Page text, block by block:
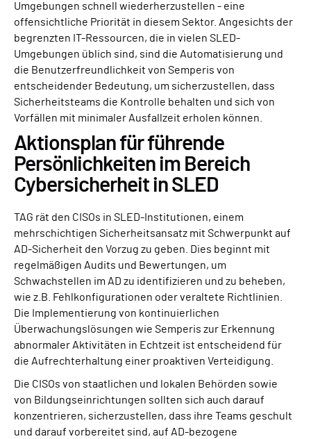
Umgebungen schnell wiederherzustellen - eine
offensichtliche Priorität in diesem Sektor. Angesichts der
begrenzten IT-Ressourcen, die in vielen SLED-
Umgebungen üblich sind, sind die Automatisierung und
die Benutzerfreundlichkeit von Semperis von
entscheidender Bedeutung, um sicherzustellen, dass
Sicherheitsteams die Kontrolle behalten und sich von
Vorfällen mit minimaler Ausfallzeit erholen können.
Aktionsplan für führende
Persönlichkeiten im Bereich
Cybersicherheit in SLED
TAG rät den CISOs in SLED-Institutionen, einem
mehrschichtigen Sicherheitsansatz mit Schwerpunkt auf
AD-Sicherheit den Vorzug zu geben. Dies beginnt mit
regelmäßigen Audits und Bewertungen, um
Schwachstellen im AD zu identifizieren und zu beheben,
wie z.B. Fehlkonfigurationen oder veraltete Richtlinien.
Die Implementierung von kontinuierlichen
Überwachungslösungen wie Semperis zur Erkennung
abnormaler Aktivitäten in Echtzeit ist entscheidend für
die Aufrechterhaltung einer proaktiven Verteidigung.
Die CISOs von staatlichen und lokalen Behörden sowie
von Bildungseinrichtungen sollten sich auch darauf
konzentrieren, sicherzustellen, dass ihre Teams geschult
und darauf vorbereitet sind, auf AD-bezogene